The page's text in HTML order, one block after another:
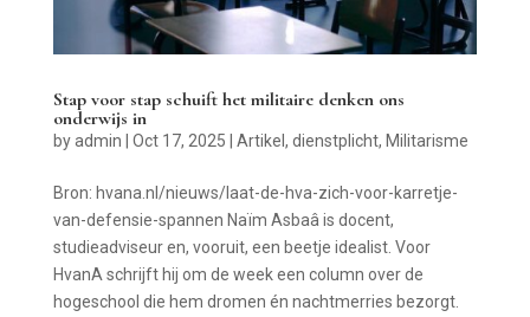
Stap voor stap schuift het militaire denken ons
onderwijs in
byadmin Oct 17, 2025 Artikel , dienstplicht, Militarisme
Bron: hvana.nl/nieuws/laat-de-hva-zich-voor-karretje-
van-defensie-spannen Naïm Asbaâ is docent,
studieadviseur en, vooruit, een beetje idealist. Voor
HvanA schrijft hij om de week een column over de
hogeschool die hem dromen én nachtmerries bezorgt.